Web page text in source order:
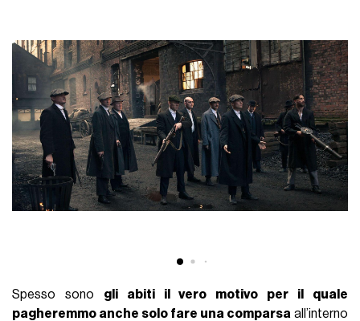
Spesso sono gli abiti il vero motivo per il quale
pagheremmo anche solo fare una comparsa all’interno